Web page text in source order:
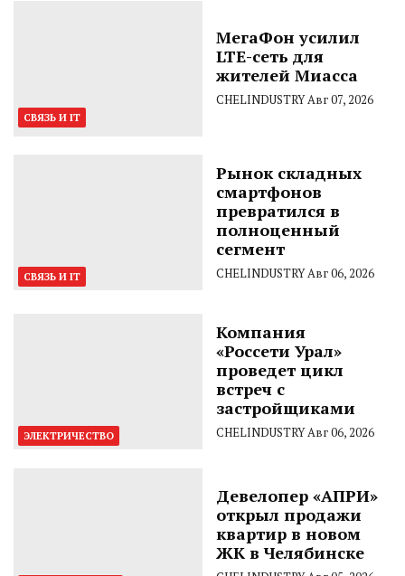
СВЯЗЬ И IT
МегаФон усилил
LTE-сеть для
жителей Миасса
CHELINDUSTRYАвг 07, 2026
СВЯЗЬ И IT
Рынок складных
смартфонов
превратился в
полноценный
сегмент
CHELINDUSTRYАвг 06, 2026
ЭЛЕКТРИЧЕСТВО
Компания
«Россети Урал»
проведет цикл
встреч с
застройщиками
CHELINDUSTRYАвг 06, 2026
Девелопер «АПРИ»
открыл продажи
квартир в новом
ЖК в Челябинске